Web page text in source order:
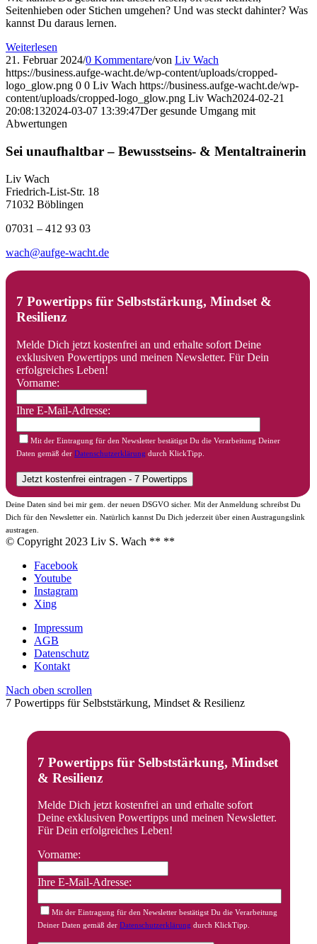
Seitenhieben oder Stichen umgehen? Und was steckt dahinter? Was
kannst Du daraus lernen.
Weiterlesen
21. Februar 2024/0 Kommentare/von Liv Wach
https://business.aufge-wacht.de/wp-content/uploads/cropped-
logo_glow.png 0 0 Liv Wach https://business.aufge-wacht.de/wp-
content/uploads/cropped-logo_glow.png Liv Wach2024-02-21
20:08:132024-03-07 13:39:47Der gesunde Umgang mit
Abwertungen
Sei unaufhaltbar – Bewusstseins- & Mentaltrainerin
Liv Wach
Friedrich-List-Str. 18
71032 Böblingen
07031 – 412 93 03
wach@aufge-wacht.de
7 Powertipps für Selbststärkung, Mindset &
Resilienz
Melde Dich jetzt kostenfrei an und erhalte sofort Deine
exklusiven Powertipps und meinen Newsletter. Für Dein
erfolgreiches Leben!
Vorname:
Ihre E-Mail-Adresse:
Mit der Eintragung für den Newsletter bestätigst Du die Verarbeitung Deiner
Daten gemäß der Datenschutzerklärung durch KlickTipp.
Deine Daten sind bei mir gem. der neuen DSGVO sicher. Mit der Anmeldung schreibst Du
Dich für den Newsletter ein. Natürlich kannst Du Dich jederzeit über einen Austragungslink
austragen.
© Copyright 2023 Liv S. Wach ** **
Facebook
Youtube
Instagram
Xing
Impressum
AGB
Datenschutz
Kontakt
Nach oben scrollen
7 Powertipps für Selbststärkung, Mindset & Resilienz
7 Powertipps für Selbststärkung, Mindset
& Resilienz
Melde Dich jetzt kostenfrei an und erhalte sofort
Deine exklusiven Powertipps und meinen Newsletter.
Für Dein erfolgreiches Leben!
Vorname:
Ihre E-Mail-Adresse:
Mit der Eintragung für den Newsletter bestätigst Du die Verarbeitung
Deiner Daten gemäß der Datenschutzerklärung durch KlickTipp.